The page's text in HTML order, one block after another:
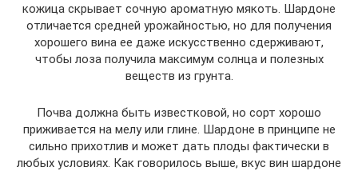
кожица скрывает сочную ароматную мякоть. Шардоне
отличается средней урожайностью, но для получения
хорошего вина ее даже искусственно сдерживают,
чтобы лоза получила максимум солнца и полезных
веществ из грунта.
Почва должна быть известковой, но сорт хорошо
приживается на мелу или глине. Шардоне в принципе не
сильно прихотлив и может дать плоды фактически в
любых условиях. Как говорилось выше, вкус вин шардоне